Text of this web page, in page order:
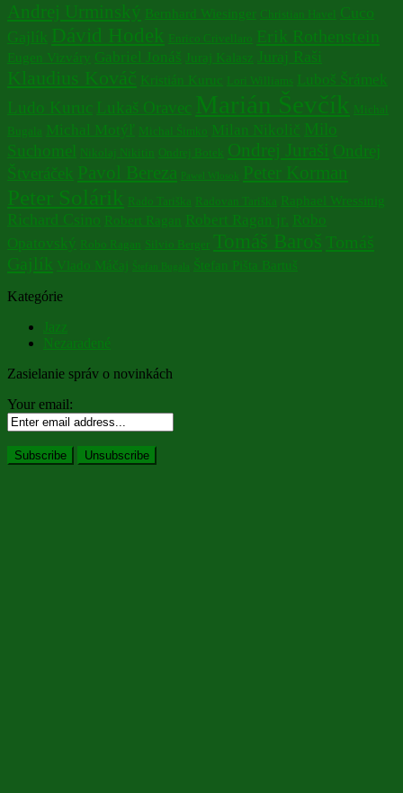
Andrej Urminský Bernhard Wiesinger Christian Havel Cuco
Gajlík Dávid Hodek Enrico Crivellaro Erik Rothenstein
Eugen Vizváry Gabriel Jonáš Juraj Kalasz Juraj Raši
Klaudius Kováč Kristián Kuruc Lori Williams Luboš Šrámek
Ludo Kuruc Lukaš Oravec Marián Ševčík Michal
Bugala Michal Motýľ Michal Šimko Milan Nikolič Milo
Suchomel Nikolaj Nikitin Ondrej Botek Ondrej Juraši Ondrej
Štveráček Pavol Bereza Pawel Wlosok Peter Korman
Peter Solárik Rado Tariška Radovan Tariška Raphael Wressinig
Richard Csino Robert Ragan Robert Ragan jr. Robo
Opatovský Robo Ragan Silvio Berger Tomáš Baroš Tomáš
Gajlík Vlado Máčaj Štefan Bugala Štefan Pišta Bartuš
Kategórie
Jazz
Nezaradené
Zasielanie správ o novinkách
Your email: